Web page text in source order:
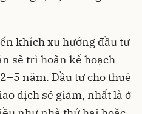
khích xu hướng đầu tư
sẽ trì hoãn kế hoạch
năm. Đầu tư cho thuê
dịch sẽ giảm, nhất là ở